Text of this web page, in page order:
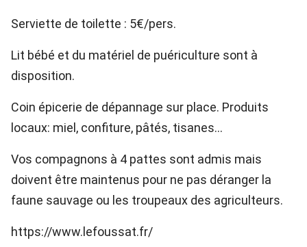
Serviette de toilette : 5€/pers.
Lit bébé et du matériel de puériculture sont à
disposition.
Coin épicerie de dépannage sur place. Produits
locaux: miel, confiture, pâtés, tisanes...
Vos compagnons à 4 pattes sont admis mais
doivent être maintenus pour ne pas déranger la
faune sauvage ou les troupeaux des agriculteurs.
https://www.lefoussat.fr/